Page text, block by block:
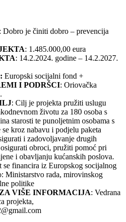
: Dobro je činiti dobro – prevencija
: 1.485.000,00 eura
: 14.2.2024. godine – 14.2.2027.
Europski socijalni fond +
I PODRŠCI: Oriovačka
: Cilj je projekta pružiti uslugu
životu za 180 osoba s
starosti te punoljetnim osobama s
kroz nabavu i podjelu paketa
i zadovoljavanje drugih
obroci, pružiti pomoć pri
i obavljanju kućanskih poslova.
se financira iz Europskog socijalnog
Ministarstvo rada, mirovinskog
politike
VIŠE INFORMACIJA: Vedrana
projekta,